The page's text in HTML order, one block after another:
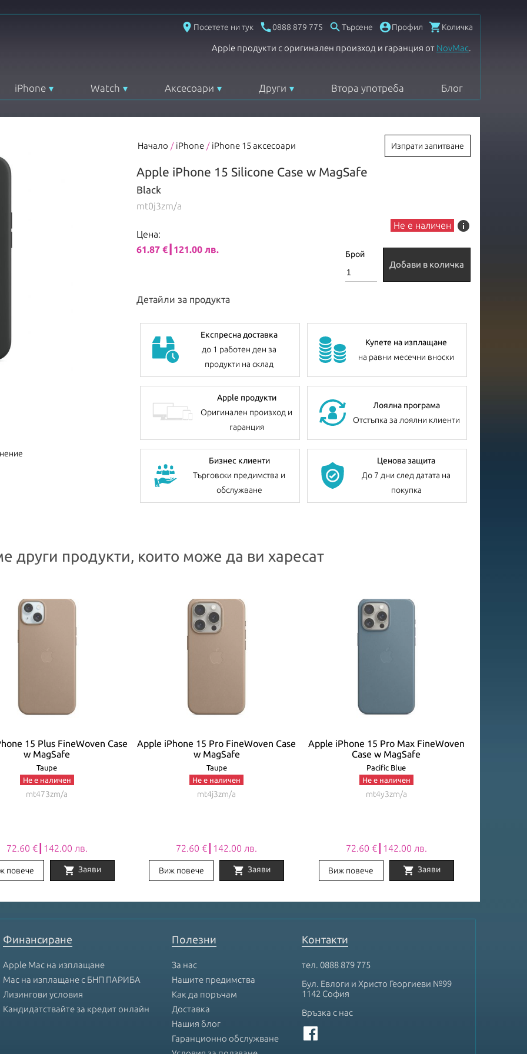
place Посетете ни тук 0888 879 775  Търсене Профил Количка
Apple продукти с оригинален произход и гаранция от NovMac.
iPhone Watch Аксесоари Други Втора употреба Блог
Начало / iPhone / iPhone 15 аксесоари Изпрати запитване
Apple iPhone 15 Silicone Case w MagSafe
Black
mt0j3zm/a
Цена:
61.87 €┃121.00 лв.
Не е наличен info
Брой
Добави в количка
Детайли за продукта
Експресна доставка
до 1 работен ден за
продукти на склад
Купете на изплащане
на равни месечни вноски
Apple продукти
Оригинален произход и
гаранция
Лоялна програма
Отстъпка за лоялни клиенти
Бизнес клиенти
Търговски предимства и
обслужване
Ценова защита
До 7 дни след датата на
покупка
други продукти, които може да ви харесат
15 Plus FineWoven Case
w MagSafe
Taupe
Не е наличен
mt473zm/a
72.60 €┃142.00 лв.
повече shopping_cart Заяви
Apple iPhone 15 Pro FineWoven Case
w MagSafe
Taupe
Не е наличен
mt4j3zm/a
72.60 €┃142.00 лв.
Виж повече shopping_cart Заяви
Apple iPhone 15 Pro Max FineWoven
Case w MagSafe
Pacific Blue
Не е наличен
mt4y3zm/a
72.60 €┃142.00 лв.
Виж повече shopping_cart Заяви
Финансиране
Apple Mac на изплащане
Mac на изплащане с БНП ПАРИБА
Лизингови условия
Кандидатствайте за кредит онлайн
Полезни
За нас
Нашите предимства
Как да поръчам
Доставка
Нашия блог
Гаранционно обслужване
Контакти
тел. 0888 879 775
Бул. Евлоги и Христо Георгиеви №99
1142 София
Връзка с нас